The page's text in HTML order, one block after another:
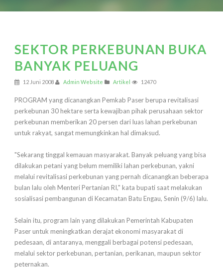
SEKTOR PERKEBUNAN BUKA
BANYAK PELUANG
12 Juni 2008 Admin Website Artikel 12470
PROGRAM yang dicanangkan Pemkab Paser berupa revitalisasi
perkebunan 30 hektare serta kewajiban pihak perusahaan sektor
perkebunan memberikan 20 persen dari luas lahan perkebunan
untuk rakyat, sangat memungkinkan hal dimaksud.
"Sekarang tinggal kemauan masyarakat. Banyak peluang yang bisa
dilakukan petani yang belum memiliki lahan perkebunan, yakni
melalui revitalisasi perkebunan yang pernah dicanangkan beberapa
bulan lalu oleh Menteri Pertanian RI," kata bupati saat melakukan
sosialisasi pembangunan di Kecamatan Batu Engau, Senin (9/6) lalu.
Selain itu, program lain yang dilakukan Pemerintah Kabupaten
Paser untuk meningkatkan derajat ekonomi masyarakat di
pedesaan, di antaranya, menggali berbagai potensi pedesaan,
melalui sektor perkebunan, pertanian, perikanan, maupun sektor
peternakan.